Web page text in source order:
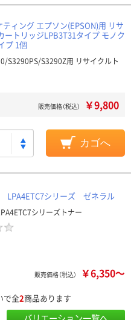
ィング エプソン(EPSON)用 リサ
ートリッジLPB3T31タイプ モノク
プ 1個
S3290PS/S3290Z用 リサイクルト
販売価格（税込） ￥9,800
カゴへ
LPA4ETC7シリーズ ゼネラル
シリーズトナー
販売価格（税込） ￥6,350～
で全2商品あります